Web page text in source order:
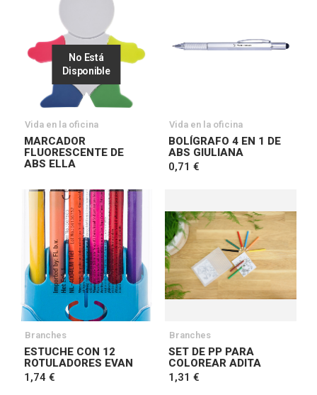
No Está
Disponible
Vida en la oficina
MARCADOR
FLUORESCENTE DE
ABS ELLA
Vida en la oficina
BOLÍGRAFO 4 EN 1 DE
ABS GIULIANA
0,71 €
Branches
ESTUCHE CON 12
ROTULADORES EVAN
1,74 €
Branches
SET DE PP PARA
COLOREAR ADITA
1,31 €